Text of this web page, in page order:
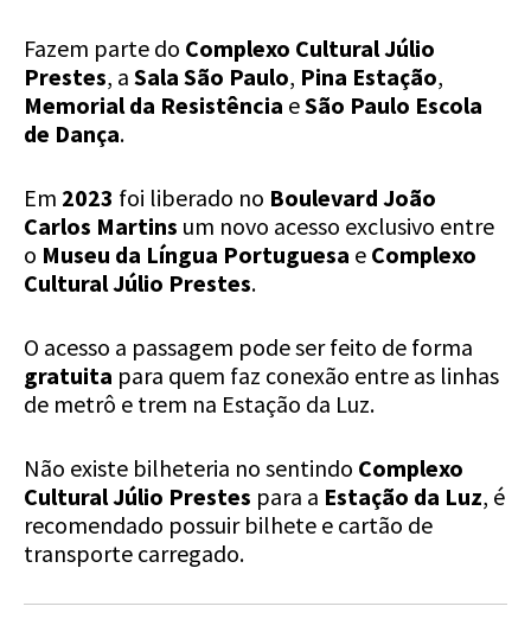
Fazem parte do Complexo Cultural Júlio
Prestes, a Sala São Paulo, Pina Estação,
Memorial da Resistência eSão Paulo Escola
de Dança.
Em 2023 foi liberado no Boulevard João
Carlos Martins um novo acesso exclusivo entre
o Museu da Língua Portuguesa e Complexo
Cultural Júlio Prestes.
O acesso a passagem pode ser feito de forma
gratuita para quem faz conexão entre as linhas
de metrô e trem na Estação da Luz.
Não existe bilheteria no sentindo Complexo
Cultural Júlio Prestes para a Estação da Luz, é
recomendado possuir bilhete e cartão de
transporte carregado.